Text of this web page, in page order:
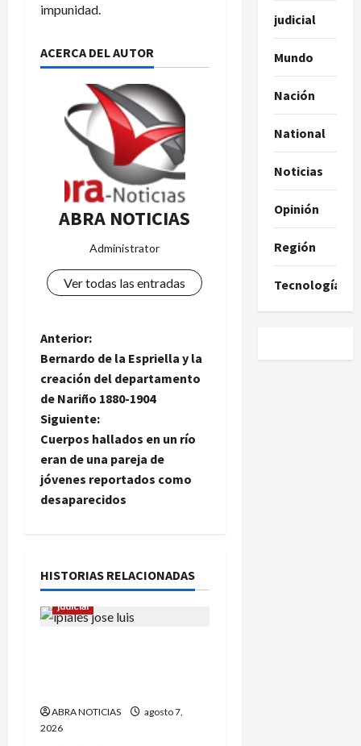
impunidad.
ACERCA DEL AUTOR
ABRA NOTICIAS
Administrator
Ver todas las entradas
N
a
v
e
g
a
i
ó
e
Anterior:
Bernardo de la Espriella y la
creación del departamento
de Nariño 1880-1904
Siguiente:
Cuerpos hallados en un río
eran de una pareja de
jóvenes reportados como
desaparecidos
HISTORIAS RELACIONADAS
judicial
ABRA NOTICIAS
agosto 7,
2026
judicial
Mundo
Nación
National
Noticias
Opinión
Región
Tecnología